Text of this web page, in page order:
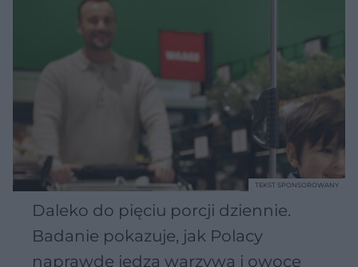
Daleko do pięciu porcji dziennie.
Badanie pokazuje, jak Polacy
naprawdę jedzą warzywa i owoce
TEKST SPONSOROWANY